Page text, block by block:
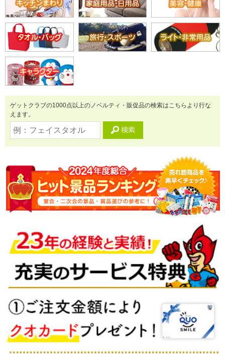
ゲットクラブの1000点以上のノベルティ・販促品の検索はこちらより行な
えます。